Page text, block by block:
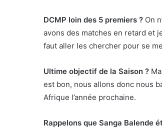
DCMP loin des 5 premiers ? On
avons des matches en retard et
faut aller les chercher pour se
Ultime objectif de la Saison ?
est bon, nous allons donc nous
Afrique l’année prochaine.
Rappelons que Sanga Balende